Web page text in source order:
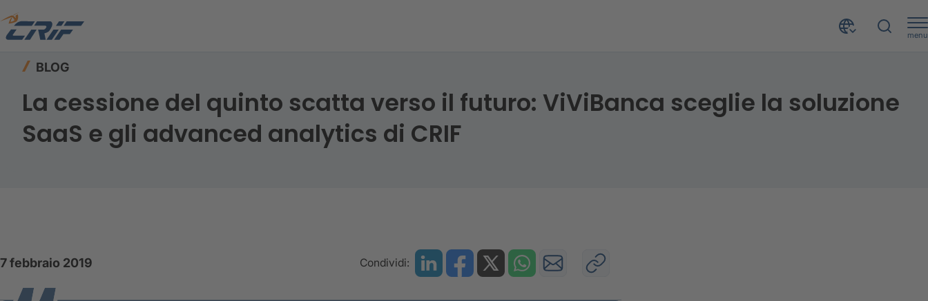
menu
Home
BLOG
La cessione del quinto scatta verso il futuro: ViViBanca sceglie la soluzione
SaaS e gli advanced analytics di CRIF
7 febbraio 2019 Condividi: